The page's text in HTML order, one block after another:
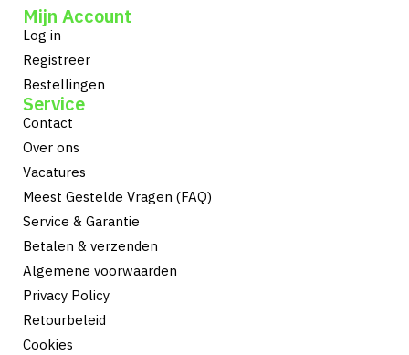
Mijn Account
Log in
Registreer
Bestellingen
Service
Contact
Over ons
Vacatures
Meest Gestelde Vragen (FAQ)
Service & Garantie
Betalen & verzenden
Algemene voorwaarden
Privacy Policy
Retourbeleid
Cookies